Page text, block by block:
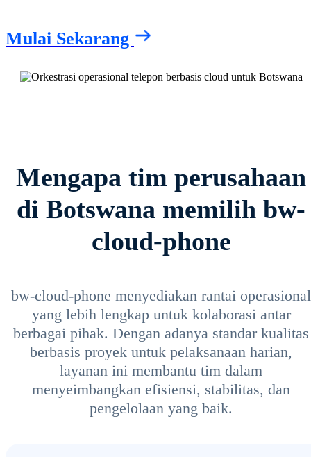
Mulai Sekarang
Mengapa tim perusahaan
di Botswana memilih bw-
cloud-phone
bw-cloud-phone menyediakan rantai operasional
yang lebih lengkap untuk kolaborasi antar
berbagai pihak. Dengan adanya standar kualitas
berbasis proyek untuk pelaksanaan harian,
layanan ini membantu tim dalam
menyeimbangkan efisiensi, stabilitas, dan
pengelolaan yang baik.